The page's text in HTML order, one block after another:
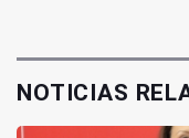
NOTICIAS